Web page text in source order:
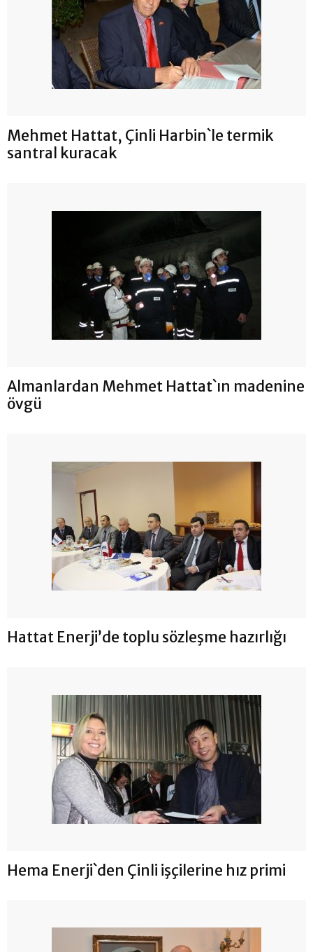
Mehmet Hattat, Çinli Harbin`le termik
santral kuracak
Almanlardan Mehmet Hattat`ın madenine
övgü
Hattat Enerji’de toplu sözleşme hazırlığı
Hema Enerji`den Çinli işçilerine hız primi